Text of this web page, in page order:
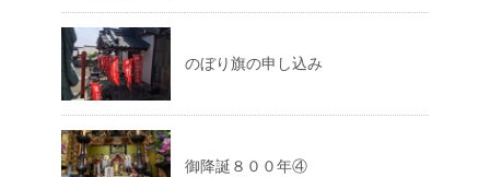
のぼり旗の申し込み
御降誕８００年④